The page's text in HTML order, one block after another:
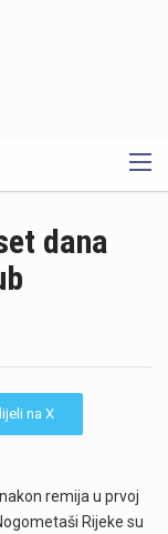
dana
na X
remija u prvoj
Rijeke su